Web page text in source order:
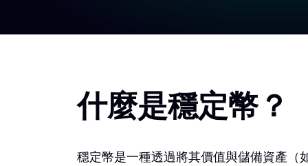
什麼是穩定幣？
穩定幣是一種透過將其價值與儲備資產（